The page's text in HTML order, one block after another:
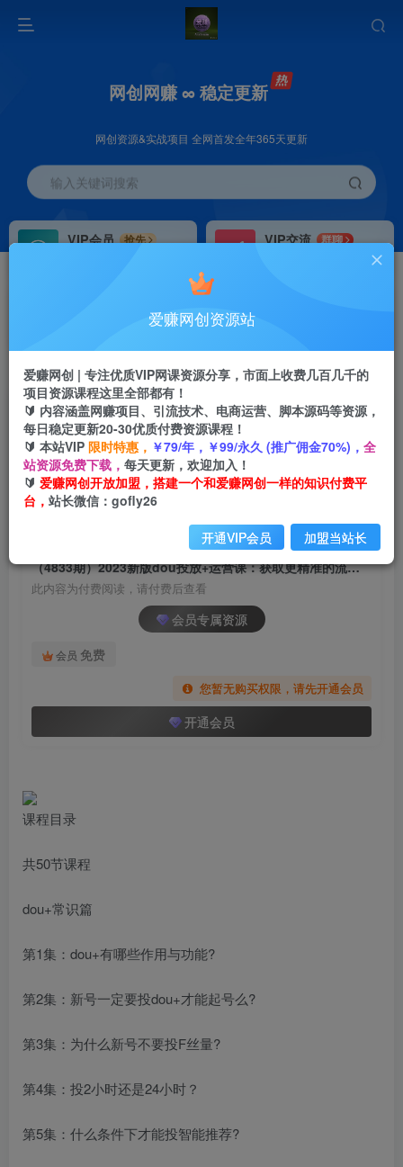
网创网赚 ∞ 稳定更新
网创资源&实战项目 全网首发全年365天更新
输入关键词搜索
VIP会员
抢先
VIP交流
群聊
研究探讨更多创业项目路子。
会员专属推广链接
首页 创业课程 会员专属 正文
（4833期）2023新版dou投放+运营课：获取更精
准的流量(详细教程+资料)无中创水印
爱赚网创
2年前发布
关注 私信
（4833期）2023新版dou投放+运营课：获取更精准的流量(详细教程+资料)无中创水印
此内容为付费阅读，请付费后查看
会员专属资源
会员 免费
您暂无购买权限，请先开通会员
开通会员
课程目录
共50节课程
dou+常识篇
第1集：dou+有哪些作用与功能?
第2集：新号一定要投dou+才能起号么?
第3集：为什么新号不要投F丝量?
第4集：投2小时还是24小时？
第5集：什么条件下才能投智能推荐?
爱赚网创资源站
爱赚网创 | 专注优质VIP网课资源分享，市面上收费几百几千的
项目资源课程这里全部都有！
🔰 内容涵盖网赚项目、引流技术、电商运营、脚本源码等资源，
每日稳定更新20-30优质付费资源课程！
🔰 本站VIP 限时特惠， ￥79/年，￥99/永久 (推广佣金70%)， 全
站资源免费下载， 每天更新，欢迎加入！
🔰 爱赚网创开放加盟，搭建一个和爱赚网创一样的知识付费平
台， 站长微信：gofly26
开通VIP会员 加盟当站长